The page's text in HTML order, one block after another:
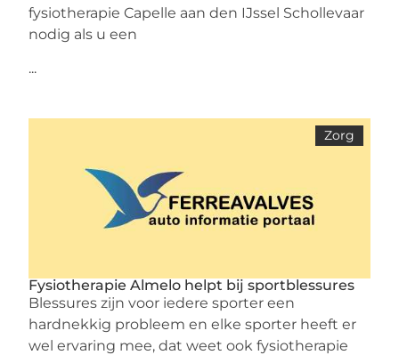
fysiotherapie Capelle aan den IJssel Schollevaar
nodig als u een
...
Zorg
Fysiotherapie Almelo helpt bij sportblessures
Blessures zijn voor iedere sporter een
hardnekkig probleem en elke sporter heeft er
wel ervaring mee, dat weet ook fysiotherapie